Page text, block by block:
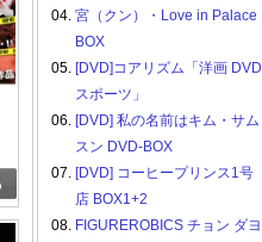
04. 宮（クン）・Love in Palace
BOX
05. [DVD]コアリズム「洋画 DVD
スポーツ」
06. [DVD] 私の名前はキム・サム
スン DVD-BOX
07. [DVD] コーヒープリンス1号
店 BOX1+2
08. FIGUREROBICS チョン ダヨ